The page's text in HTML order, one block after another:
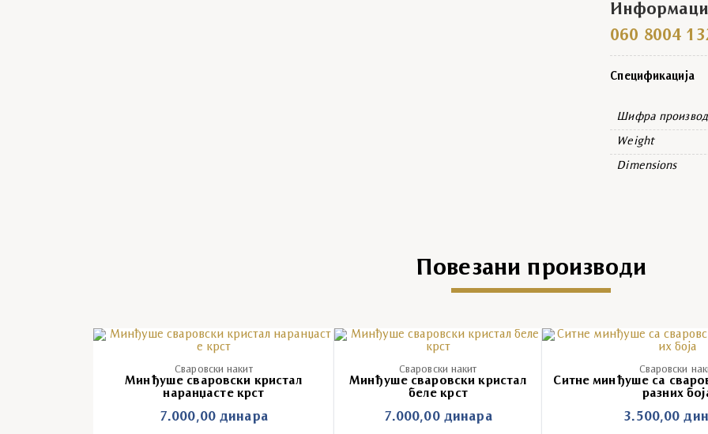
060 8004
Спецификација
Шифра
Weight
Dimensions
Повезани производи
Сваровски накит
Минђуше сваровски кристал
наранџасте крст
7.000,00динара
Сваровски накит
Минђуше сваровски кристал
беле крст
7.000,00 динара
Сваровски
Ситне минђуше са
разних
3.500,00